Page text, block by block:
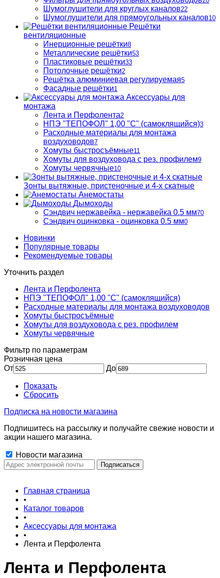
Шумоглушители для круглых каналов22
Шумоглушители для прямоугольных каналов10
Решётки
вентиляционные
Инерционные решётки8
Металлические решётки53
Пластиковые решётки33
Потолочные решётки2
Решётка алюминиевая регулируемая5
Фасадные решётки1
Аксессуары для
монтажа
Лента и Перфолента2
НПЭ "ТЕПОФОЛ" 1,00 "С" (самоклящийся)3
Расходные материалы для монтажа
воздуховодов7
Хомуты быстросъёмные11
Хомуты для воздуховода с рез. профилем9
Хомуты червячные10
Зонты вытяжные, пристеночные и 4-х скатные
Анемостаты
Дымоходы
Сэндвич нержавейка - нержавейка 0.5 мм70
Сэндвич оцинковка - оцинковка 0.5 мм0
Новинки
Популярные товары
Рекомендуемые товары
Уточнить раздел
Лента и Перфолента
НПЭ "ТЕПОФОЛ" 1,00 "С" (самоклящийся)
Расходные материалы для монтажа воздуховодов
Хомуты быстросъёмные
Хомуты для воздуховода с рез. профилем
Хомуты червячные
Фильтр по параметрам
Розничная цена
От
До
Показать
Сбросить
Подписка на новости магазина
Подпишитесь на рассылку и получайте свежие новости и
акции нашего магазина.
Новости магазина
Главная страница
•
Каталог товаров
•
Аксессуары для монтажа
•
Лента и Перфолента
Лента и Перфолента